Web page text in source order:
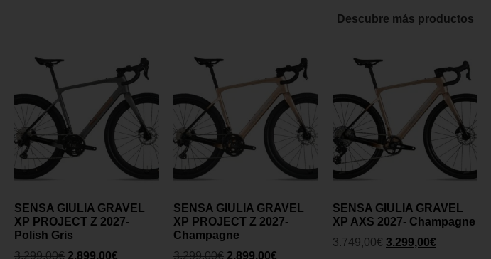
Descubre más productos
SENSA GIULIA GRAVEL
XP PROJECT Z 2027-
Polish Gris
3.299,00€ 2.899,00€
SENSA GIULIA GRAVEL
XP PROJECT Z 2027-
Champagne
3.299,00€ 2.899,00€
SENSA GIULIA GRAVEL
XP AXS 2027- Champagne
3.749,00€ 3.299,00€